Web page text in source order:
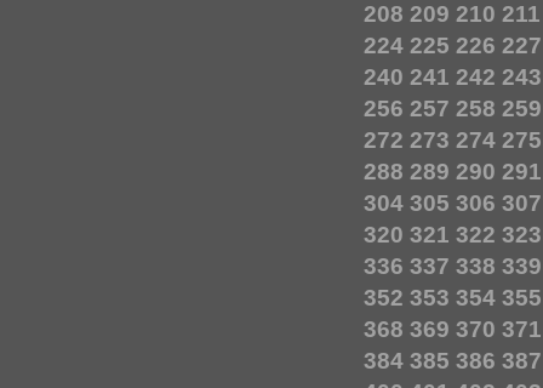
208 209 210 211
224 225 226 227
240 241 242 243
256 257 258 259
272 273 274 275
288 289 290 291
304 305 306 307
320 321 322 323
336 337 338 339
352 353 354 355
368 369 370 371
384 385 386 387